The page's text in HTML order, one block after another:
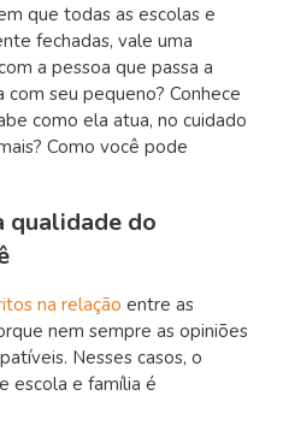
que todas as escolas e
fechadas, vale uma
a pessoa que passa a
seu pequeno? Conhece
como ela atua, no cuidado
Como você pode
qualidade do
na relação entre as
nem sempre as opiniões
Nesses casos, o
escola e família é